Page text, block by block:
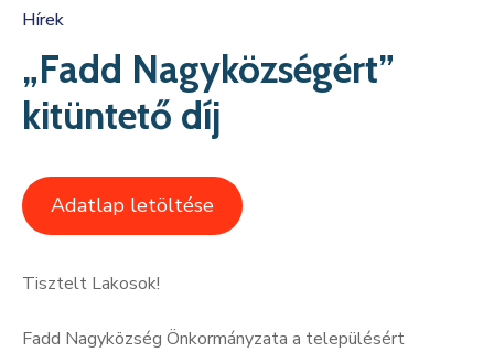
Hírek
„Fadd Nagyközségért”
kitüntető díj
Adatlap letöltése
Tisztelt Lakosok!
Fadd Nagyközség Önkormányzata a településért